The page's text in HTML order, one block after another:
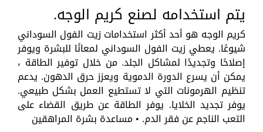
يتم استخدامه لصنع كريم الوجه.
كريم الوجه هو أحد أكثر استخدامات زيت الفول السوداني
شيوعًا. يعطي زيت الفول السوداني لمعانًا للبشرة ويوفر
إصلاحًا وتجديدًا لمشاكل الجلد. من خلال توفير الطاقة ،
يمكن أن يسرع الدورة الدموية ويعزز حرق الدهون. يدعم
تنظيم الهرمونات التي لا تستطيع العمل بشكل طبيعي.
يوفر تجديد الخلايا. يوفر الطاقة عن طريق القضاء على
التعب الناجم عن فقر الدم. • مساعدة بشرة المراهقين